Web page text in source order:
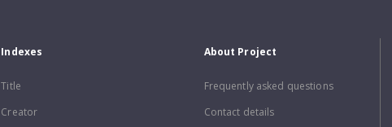
Indexes
Title
Creator
About Project
Frequently asked questions
Contact details